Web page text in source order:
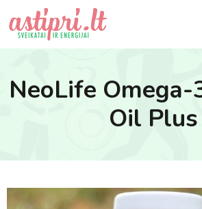
NeoLife Omega-
Oil Plus